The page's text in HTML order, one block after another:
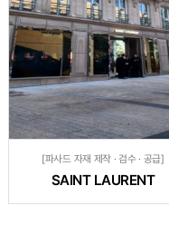
[파사드 자재 제작 · 검수 · 공급]
SAINT LAURENT